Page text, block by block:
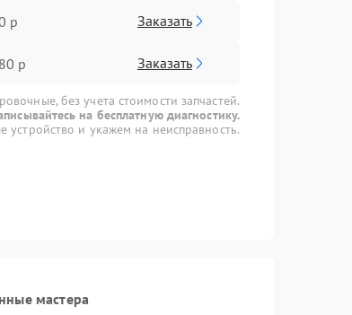
р Заказать
р Заказать
без учета стоимости запчастей.
на бесплатную диагностику.
и укажем на неисправность.
мастера